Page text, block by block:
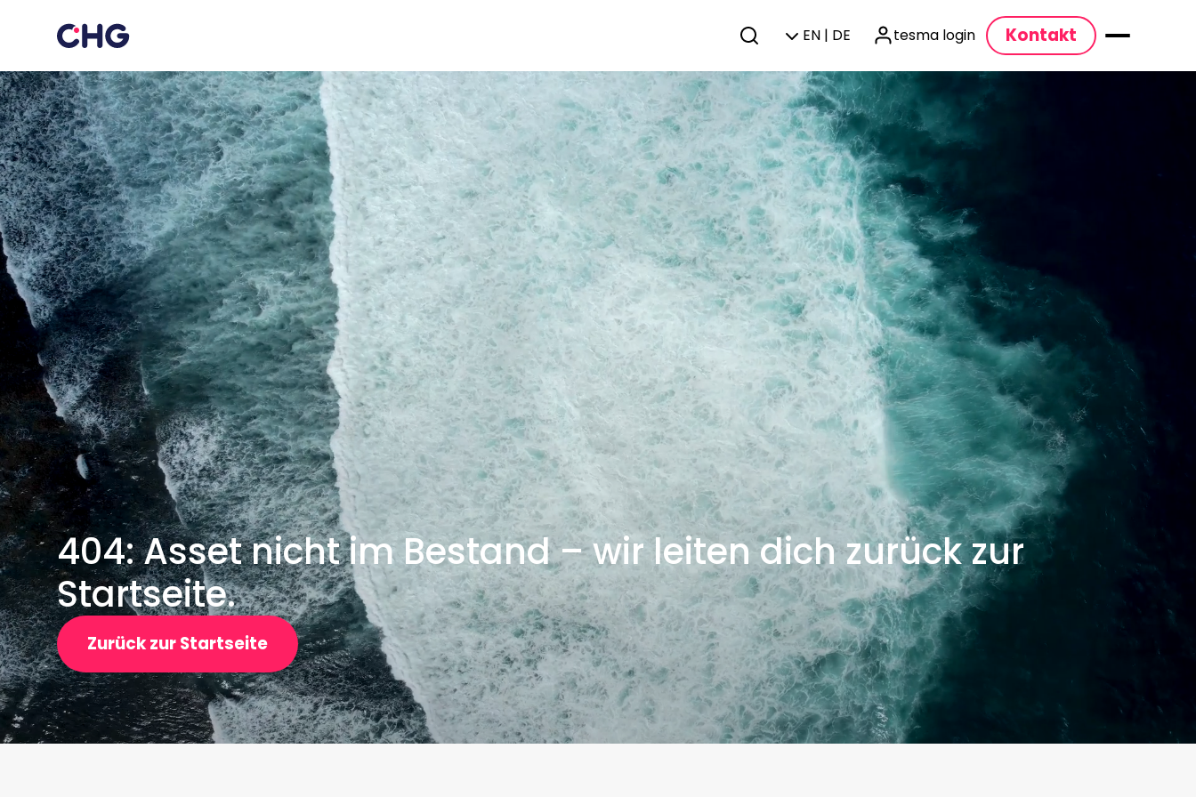
EN | DE tesma login Kontakt
404: Asset nicht im Bestand – wir leiten dich zurück zur
Startseite.
Zurück zur Startseite